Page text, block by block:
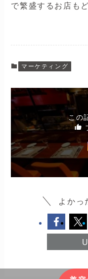
で繁盛するお店も
マーケティング
この
よかっ